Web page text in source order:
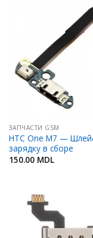
ЗАПЧАСТИ GSM
HTC One M7 —
зарядку в сборе
150.00 MDL